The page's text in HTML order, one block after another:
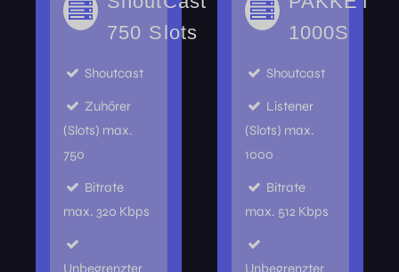
750 Slots
Shoutcast
Zuhörer
(Slots) max.
750
Bitrate
max. 320 Kbps
Unbegrenzter
1000S
Shoutcast
Listener
(Slots) max.
1000
Bitrate
max. 512 Kbps
Unbegrenzter